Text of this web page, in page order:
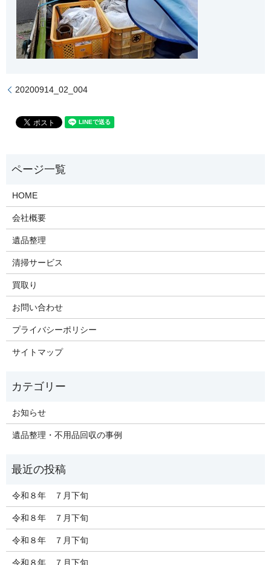
20200914_02_004
HOME
会社概要
遺品整理
清掃サービス
買取り
お問い合わせ
プライバシーポリシー
サイトマップ
お知らせ
遺品整理・不用品回収の事例
令和８年 ７月下旬
令和８年 ７月下旬
令和８年 ７月下旬
令和８年 ７月下旬